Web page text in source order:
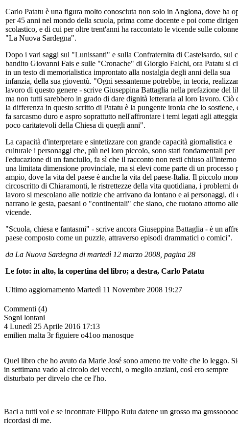
Carlo Patatu è una figura molto conosciuta non solo in Anglona, dove ha
per 45 anni nel mondo della scuola, prima come docente e poi come
scolastico, e di cui per oltre trent'anni ha raccontato le vicende sulle
"La Nuova Sardegna".
Dopo i vari saggi sul "Lunissanti" e sulla Confraternita di Castelsardo, sul
bandito Giovanni Fais e sulle "Cronache" di Giorgio Falchi, ora Patatu si
in un testo di memorialistica improntato alla nostalgia degli anni della sua
infanzia, della sua gioventù. "Ogni sessantenne potrebbe, in teoria,
lavoro di questo genere - scrive Giuseppina Battaglia nella prefazione del
ma non tutti sarebbero in grado di dare dignità letteraria al loro lavoro. Ciò
la differenza in questo scritto di Patatu è la pungente ironia che lo sostiene,
fa sarcasmo duro e aspro soprattutto nell'affrontare i temi legati agli
poco caritatevoli della Chiesa di quegli anni".
La capacità d'interpretare e sintetizzare con grande capacità giornalistica e
culturale i personaggi che, più nel loro piccolo, sono stati fondamentali per
l'educazione di un fanciullo, fa sì che il racconto non resti chiuso all'interno
una limitata dimensione provinciale, ma si elevi come parte di un processo
ampio, dove la vita del paese è anche la vita del paese-Italia. Il piccolo
circoscritto di Chiaramonti, le ristrettezze della vita quotidiana, i problemi
lavoro si mescolano alle notizie che arrivano da lontano e ai personaggi, di
narrano le gesta, paesani o "continentali" che siano, che ruotano attorno alle
vicende.
"Scuola, chiesa e fantasmi" - scrive ancora Giuseppina Battaglia - è un
paese composto come un puzzle, attraverso episodi drammatici o comici".
da La Nuova Sardegna di martedì 12 marzo 2008, pagina 28
Le foto: in alto, la copertina del libro; a destra, Carlo Patatu
Ultimo aggiornamento Martedì 11 Novembre 2008 19:27
Commenti (4)
Sogni lontani
4 Lunedì 25 Aprile 2016 17:13
emilien malta 3r figuiere o41oo manosque
Quel libro che ho avuto da Marie José sono ameno tre volte che lo leggo.
in settimana vado al circolo dei vecchi, o meglio anziani, così ero sempre
disturbato per dirvelo che ce l'ho.
Baci a tutti voi e se incontrate Filippo Ruiu datene un grosso ma
ricordasi di me.